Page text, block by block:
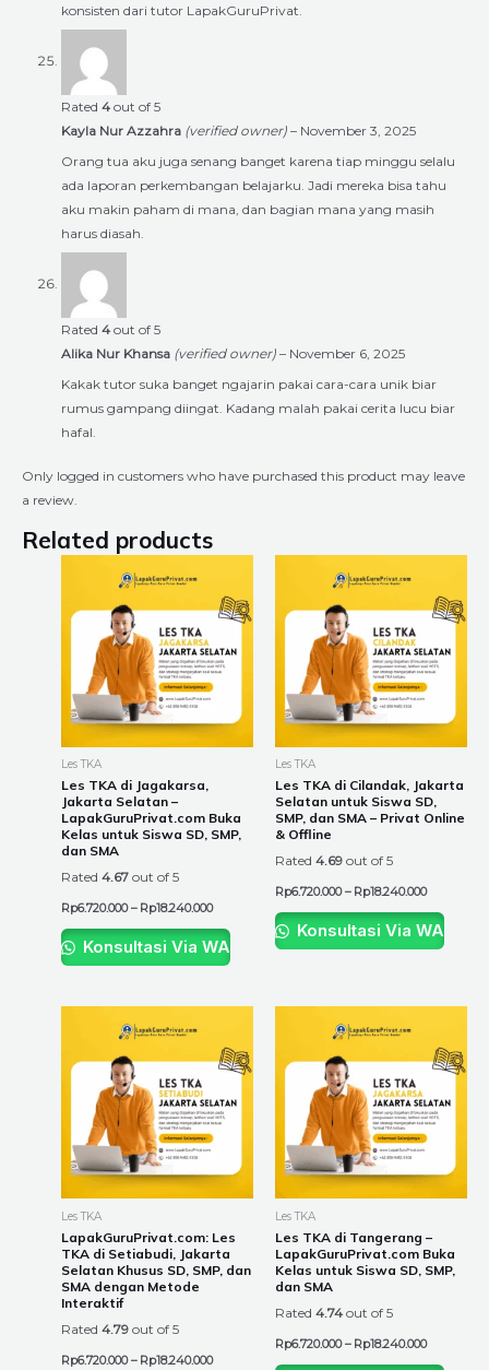
konsisten dari tutor LapakGuruPrivat.
Rated 4 out of 5
Kayla Nur Azzahra (verified owner) – November 3, 2025
Orang tua aku juga senang banget karena tiap minggu selalu
ada laporan perkembangan belajarku. Jadi mereka bisa tahu
aku makin paham di mana, dan bagian mana yang masih
harus diasah.
Rated 4 out of 5
Alika Nur Khansa (verified owner) – November 6, 2025
Kakak tutor suka banget ngajarin pakai cara-cara unik biar
rumus gampang diingat. Kadang malah pakai cerita lucu biar
hafal.
Only logged in customers who have purchased this product may leave
a review.
Related products
Les TKA
Les TKA di Jagakarsa,
Jakarta Selatan –
LapakGuruPrivat.com Buka
Kelas untuk Siswa SD, SMP,
dan SMA
Rated 4.67 out of 5
Rp6.720.000 – Rp18.240.000
through
Rp18.240.000
has
variants.
The
may
the
Konsultasi Via WA
Les TKA
Les TKA di Cilandak, Jakarta
Selatan untuk Siswa SD,
SMP, dan SMA – Privat Online
& Offline
Rated 4.69 out of 5
Rp6.720.000 – Rp18.240.000
through
has
variants.
The
chosen
on
Konsultasi Via WA
Les TKA
LapakGuruPrivat.com: Les
TKA di Setiabudi, Jakarta
Selatan Khusus SD, SMP, dan
SMA dengan Metode
Interaktif
Rated 4.79 out of 5
Rp6.720.000 – Rp18.240.000
through
Rp18.240.000
has
variants.
The
options
chosen
on
the
Les TKA
Les TKA di Tangerang –
LapakGuruPrivat.com Buka
Kelas untuk Siswa SD, SMP,
dan SMA
Rated 4.74 out of 5
Rp6.720.000 – Rp18.240.000
through
has
variants.
The
options
on